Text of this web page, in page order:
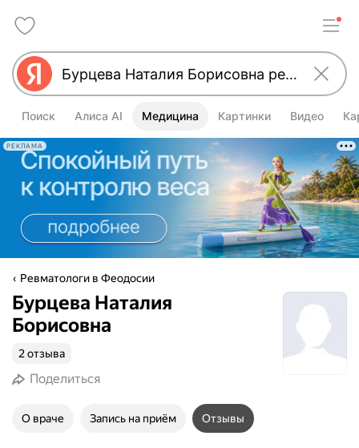
Поиск Алиса AI Медицина Картинки Видео
РЕКЛАМА
Ревматологи в Феодосии
Бурцева Наталия
Борисовна
2 отзыва
Поделиться
О враче Запись на приём Отзывы